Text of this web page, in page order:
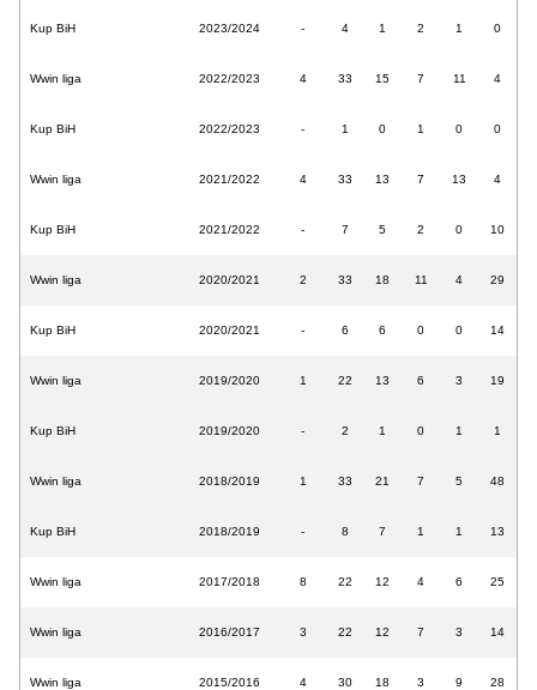
Kup BiH 2023/2024 - 4 1 2 1 0
Wwin liga 2022/2023 4 33 15 7 11 4
Kup BiH 2022/2023 - 1 0 1 0 0
Wwin liga 2021/2022 4 33 13 7 13 4
Kup BiH 2021/2022 - 7 5 2 0 10
Wwin liga 2020/2021 2 33 18 11 4 29
Kup BiH 2020/2021 - 6 6 0 0 14
Wwin liga 2019/2020 1 22 13 6 3 19
Kup BiH 2019/2020 - 2 1 0 1 1
Wwin liga 2018/2019 1 33 21 7 5 48
Kup BiH 2018/2019 - 8 7 1 1 13
Wwin liga 2017/2018 8 22 12 4 6 25
Wwin liga 2016/2017 3 22 12 7 3 14
Wwin liga 2015/2016 4 30 18 3 9 28